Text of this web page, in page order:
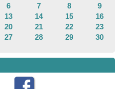
6 7 8
9
13 14 15
16
20 21 22
23
27 28 29
30